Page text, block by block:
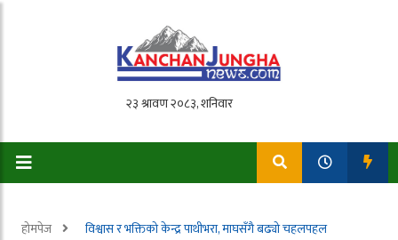
होमपेज विश्वास र भक्तिको केन्द्र पाथीभरा, माघसँगै बढ्यो चहलपहल